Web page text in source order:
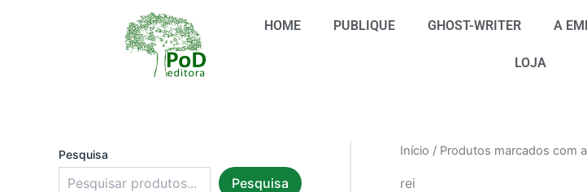
HOME PUBLIQUE GHOST-WRITER A
LOJA
Pesquisa
Pesquisa
u
m
Início / Produtos marcados com a
rei